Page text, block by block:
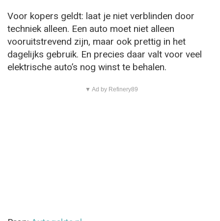
Voor kopers geldt: laat je niet verblinden door
techniek alleen. Een auto moet niet alleen
vooruitstrevend zijn, maar ook prettig in het
dagelijks gebruik. En precies daar valt voor veel
elektrische auto’s nog winst te behalen.
▼ Ad by Refinery89